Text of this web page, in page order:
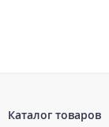
Каталог товаров